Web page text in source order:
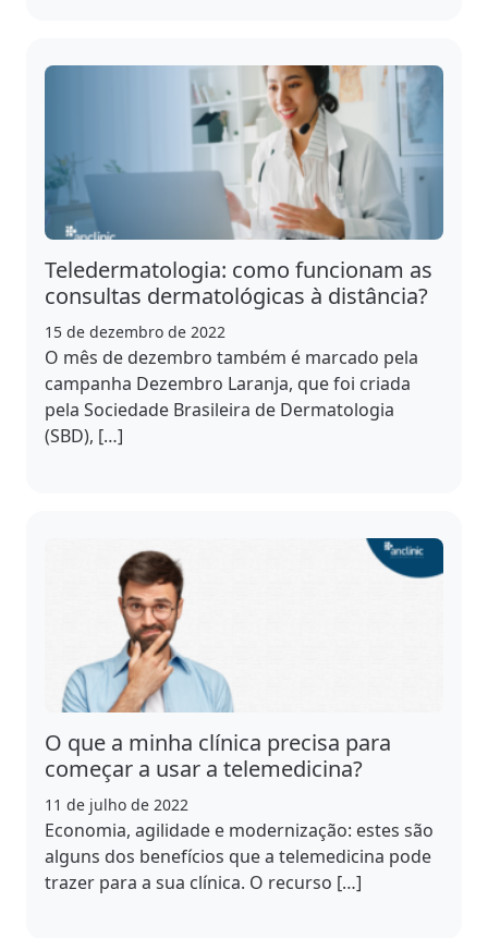
Teledermatologia: como funcionam as
consultas dermatológicas à distância?
15 de dezembro de 2022
O mês de dezembro também é marcado pela
campanha Dezembro Laranja, que foi criada
pela Sociedade Brasileira de Dermatologia
(SBD), […]
O que a minha clínica precisa para
começar a usar a telemedicina?
11 de julho de 2022
Economia, agilidade e modernização: estes são
alguns dos benefícios que a telemedicina pode
trazer para a sua clínica. O recurso […]